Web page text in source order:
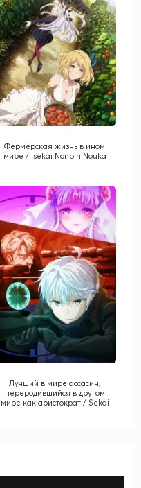
Фермерская жизнь в ином
мире / Isekai Nonbiri Nouka
Лучший в мире ассасин,
переродившийся в другом
мире как аристократ / Sekai